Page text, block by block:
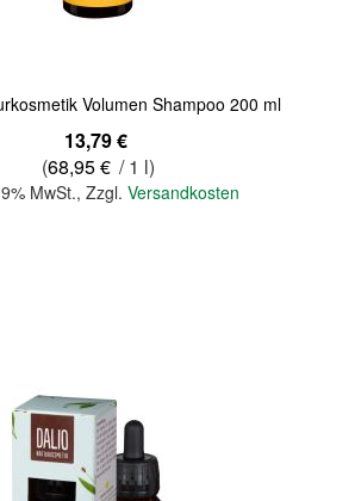
Volumen Shampoo 200 ml
13,79 €
(68,95 € / 1 l)
MwSt.,Zzgl.Versandkosten